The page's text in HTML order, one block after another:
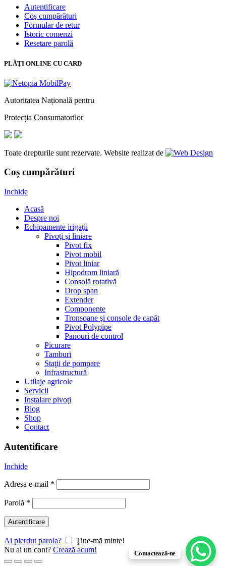
Autentificare
Coş cumpărături
Formular de retur
Istoric comenzi
Resetare parolă
PLĂŢI ONLINE CU CARD
Autoritatea Națională pentru
Protecția Consumatorilor
Toate drepturile sunt rezervate. Website realizat de
Coș cumpărături
Inchide
Contactează-ne
Acasă
Despre noi
Echipamente irigaţii
Pivoţi şi liniare
Pivot fix
Pivot mobil
Pivot liniar
Hipodrom liniară
Consolă rotativă
Drop span
Extender
Componente
Tronsoane şi console de capăt
Pivot Polypipe
Panouri de control
Picurare
Tamburi
Staţii de pompare
Infrastructură
Utilaje agricole
Servicii
Instalare pivoți
Blog
Shop
Contact
Autentificare
Inchide
Adresa e-mail *
Parolă *
Autentificare
Ai pierdut parola?
Ţine-mă minte!
Nu ai un cont? Crează acum!